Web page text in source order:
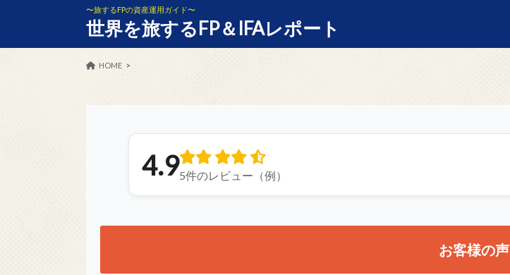
〜旅するFPの資産運用ガイド〜
世界を旅するFP＆IFAレポート
HOME
4.95件のレビュー（例）
お客様の声